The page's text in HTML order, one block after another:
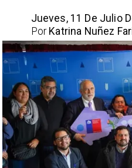
Jueves, 11 De Julio
Katrina Nuñez
Por